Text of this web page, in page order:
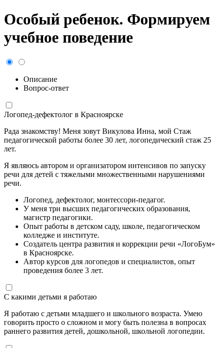
Особый ребенок. Формируем
учебное поведение
Описание
Вопрос-ответ
Логопед-дефектолог в Красноярске
Рада знакомству! Меня зовут Викулова Инна, мой Стаж
педагогической работы более 30 лет, логопедический стаж 25
лет.
Я являюсь автором и организатором интенсивов по запуску
речи для детей с тяжелыми множественными нарушениями
речи.
Логопед, дефектолог, монтессори-педагог.
У меня три высших педагогических образования,
магистр педагогики.
Опыт работы в детском саду, школе, педагогическом
колледже и институте.
Создатель центра развития и коррекции речи «ЛогоБум»
в Красноярске.
Автор курсов для логопедов и специалистов, опыт
проведения более 3 лет.
С какими детьми я работаю
Я работаю с детьми младшего и школьного возраста. Умею
говорить просто о сложном и могу быть полезна в вопросах
раннего развития детей, дошкольной, школьной логопедии.